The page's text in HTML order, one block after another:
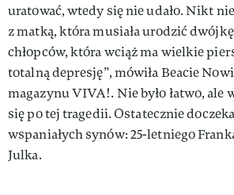
uratować, wtedy się nie udało. Nikt
z matką, która musiała urodzić
chłopców, która wciąż ma wielkie
totalną depresję”, mówiła Beacie
magazynu VIVA!. Nie było łatwo, ale
się po tej tragedii. Ostatecznie
wspaniałych synów: 25-letniego
Julka.